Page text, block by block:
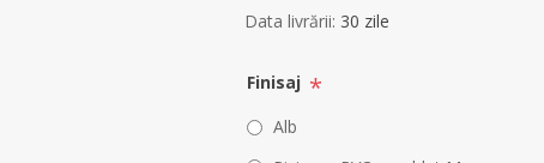
Data livrării: 30 zile
Finisaj *
Alb